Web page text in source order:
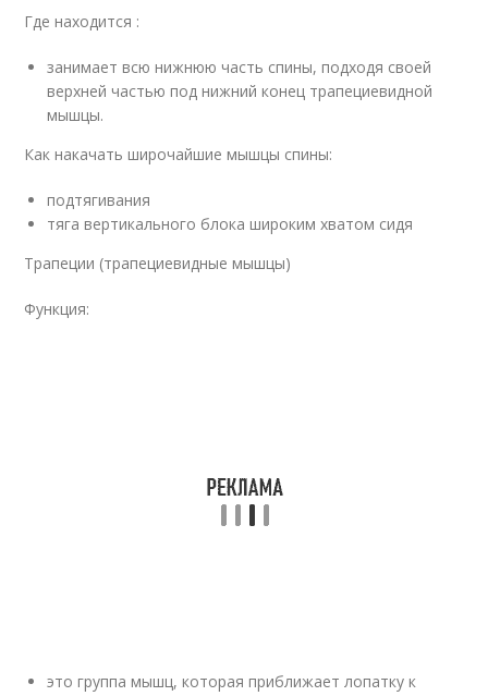
Где находится :
занимает всю нижнюю часть спины, подходя своей
верхней частью под нижний конец трапециевидной
мышцы.
Как накачать широчайшие мышцы спины:
подтягивания
тяга вертикального блока широким хватом сидя
Трапеции (трапециевидные мышцы)
Функция:
это группа мышц, которая приближает лопатку к